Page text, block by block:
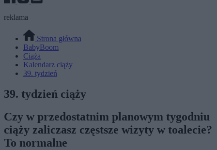
reklama
Strona główna
BabyBoom
Ciąża
Kalendarz ciąży
39. tydzień
39. tydzień ciąży
Czy w przedostatnim planowym tygodniu
ciąży zaliczasz częstsze wizyty w toalecie?
To normalne